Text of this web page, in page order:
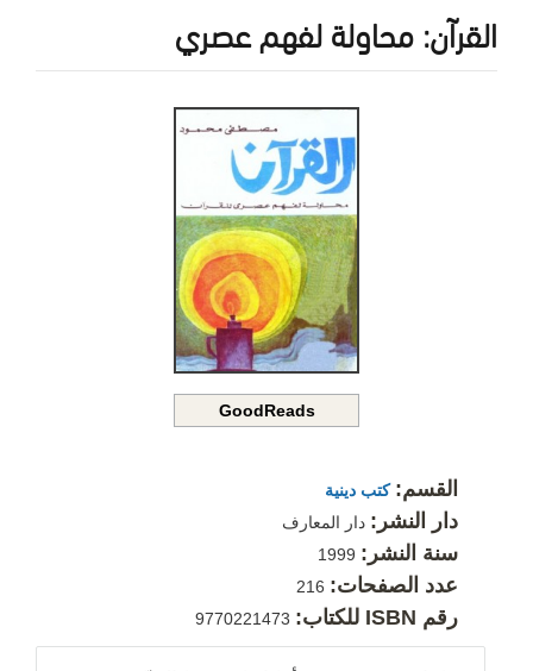
القرآن: محاولة لفهم عصري
GoodReads
القسم: كتب دينية
دار النشر: دار المعارف
سنة النشر:
عدد الصفحات:
رقم ISBN للكتاب: 9770221473